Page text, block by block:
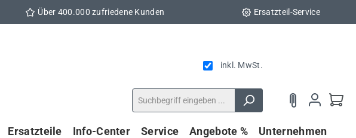
Über 400.000 zufriedene Kunden Ersatzteil-Service
inkl. MwSt.
Ersatzteile Info-Center Service Angebote % Unternehmen